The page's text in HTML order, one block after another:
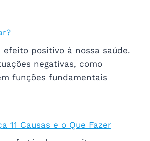
positivo à nossa saúde.
negativas, como
funções fundamentais
11 Causas e o Que Fazer